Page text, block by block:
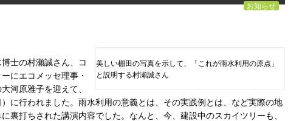
お知らせ
美しい棚田の写真を示して、「これが雨水利用の原点」
と説明する村瀬誠さん
士の村瀬誠さん、コ
にエコメッセ理事・
河原雅子を迎えて、
）に行われました。雨水利用の意義とは、その実践例とは、など実際の地
裏打ちされた講演内容でした。なんと、今、建設中のスカイツリーも、